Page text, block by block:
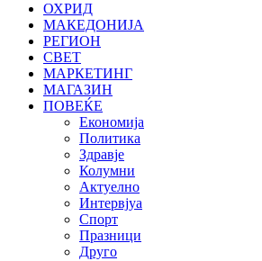
ОХРИД
МАКЕДОНИЈА
РЕГИОН
СВЕТ
МАРКЕТИНГ
МАГАЗИН
ПОВЕЌЕ
Економија
Политика
Здравје
Колумни
Актуелно
Интервјуа
Спорт
Празници
Друго